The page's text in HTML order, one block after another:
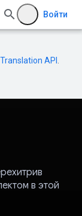
Войти
API
в этой